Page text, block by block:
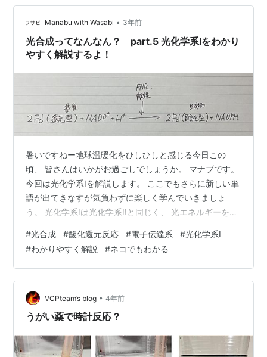
が基本。 水を平均化するためです。酸化還元電位の基準
は２００！プラス２００以上が酸化水、２００以下が還
元水（２００の境界線は純水の標準酸化還元…
Manabu with Wasabi • 3年前
光合成ってなんなん？ part.5 光化学系Iをわかり
やすく解説するよ！
暑いですねー地球温暖化をひしひしと感じる今日この
頃、 皆さんはいかがお過ごしでしょうか。 マナブです。
今回は光化学系Iを解説します。 ここでもさらに新しい単
語が出てきなすが気負わずに楽しく学んでいきましょ
う。 光化学系Iは光化学系IIと同じく、 光エネルギーを吸
たクロロフィルは 励起状態（ストレス溜まった）になり
そのエネルギーは だんだんと周りに伝えられていきま
す。（蛍光共鳴エネルギー移動） 最終的に一番ストレス
溜まってなさそうな反応中心クロロフィルに エネルギー
が集まり、このクロロフィルを励起させるのです。 スト
レス溜まってブチギレてこの…
#光合成 #酸化還元反応 #電子伝達系 #光化学系I
#わかりやすく解説 #ネコでもわかる
VCPteam’s blog • 4年前
うがい薬で時計反応？